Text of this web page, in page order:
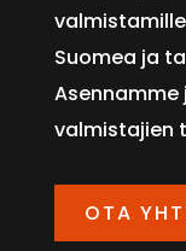
Suomea ja
valmistajien
OTA